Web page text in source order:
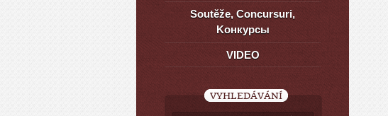
Soutěže, Concursuri,
Kонкурсы
VIDEO
VYHLEDÁVÁNÍ